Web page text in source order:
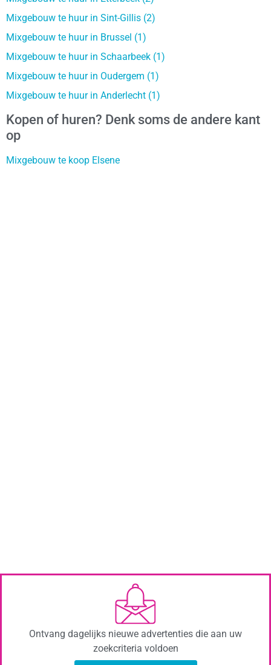
Mixgebouw te huur in Sint-Gillis (2)
Mixgebouw te huur in Brussel (1)
Mixgebouw te huur in Schaarbeek (1)
Mixgebouw te huur in Oudergem (1)
Mixgebouw te huur in Anderlecht (1)
Kopen of huren? Denk soms de andere kant
op
Mixgebouw te koop Elsene
Ontvang dagelijks nieuwe advertenties die aan uw
zoekcriteria voldoen